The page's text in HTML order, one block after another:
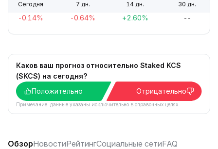
Сегодня 7 дн. 14 дн. 30 дн.
-0.14% -0.64% +2.60% --
Каков ваш прогноз относительно Staked KCS
(SKCS) на сегодня?
Положительно
Отрицательно
Примечание: данные указаны исключительно в справочных целях.
ОбзорНовостиРейтингСоциальные сетиFAQ